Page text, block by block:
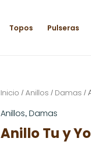
Topos Pulseras
Inicio / Anillos / Damas /
Anillos, Damas
Anillo Tu y